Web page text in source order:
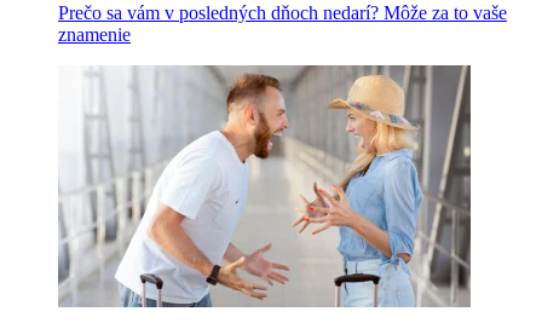
Prečo sa vám v posledných dňoch nedarí? Môže za to vaše
znamenie